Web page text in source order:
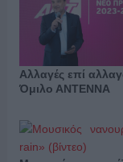
Αλλαγές επί
Όμιλο ΑΝΤΕΝΝΑ